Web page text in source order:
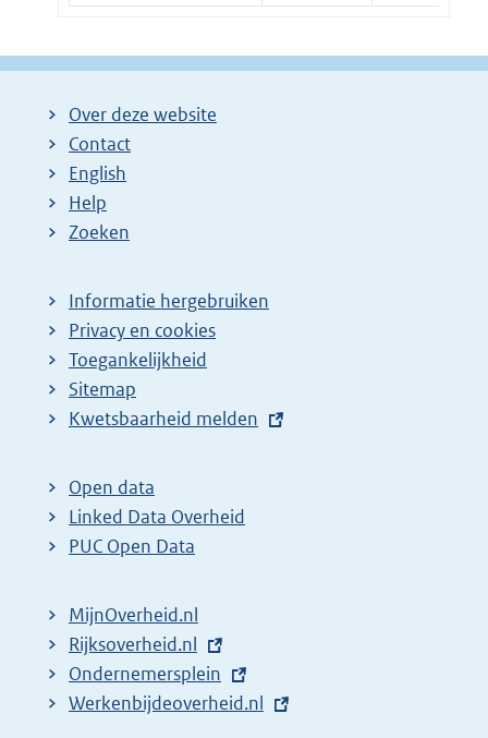
Over deze website
Contact
English
Help
Zoeken
Informatie hergebruiken
Privacy en cookies
Toegankelijkheid
Sitemap
E
t
e
r
l
i
n
k
Kwetsbaarheid melden
Open data
Linked Data Overheid
PUC Open Data
MijnOverheid.nl
E
x
t
Rijksoverheid.nl
E
x
Ondernemersplein
E
Werkenbijdeoverheid.nl